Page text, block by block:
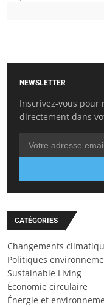
NEWSLETTER
Inscrivez-vous pour
directement dans
CATÉGORIES
Changements
Politiques
Sustainable Living
Économie circulaire
Énergie et